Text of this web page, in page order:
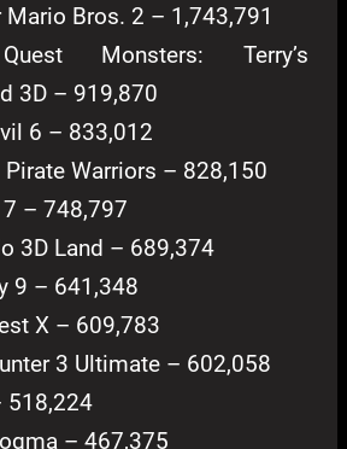
Mario Bros. 2 – 1,743,791
Monsters: Terry’s
3D – 919,870
6 – 833,012
Pirate Warriors – 828,150
– 748,797
3D Land – 689,374
9 – 641,348
X – 609,783
3 Ultimate – 602,058
518,224
– 467,375